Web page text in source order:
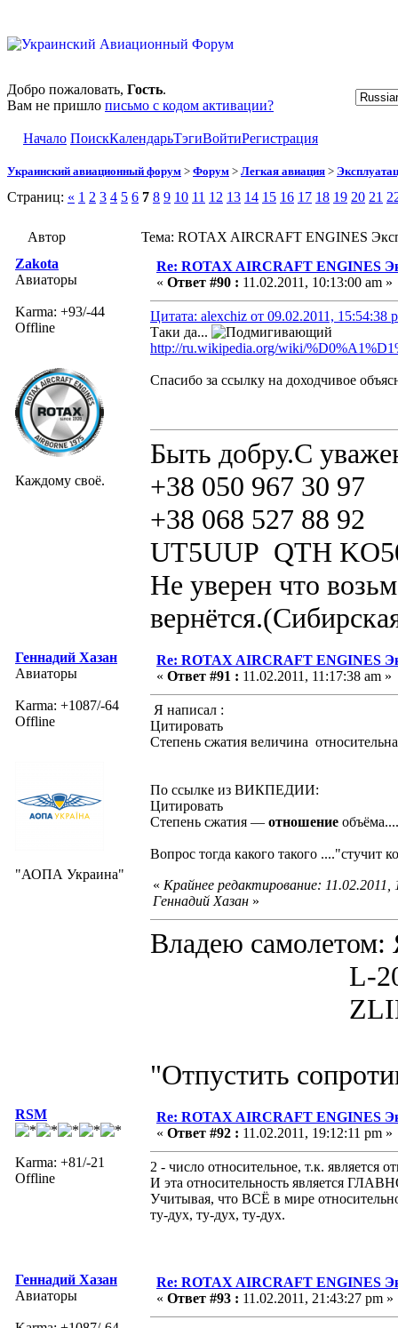
Добро пожаловать, Гость.
Вам не пришло письмо с кодом активации?
Начало ПоискКалендарьТэгиВойтиРегистрация
Украинский авиационный форум > Форум > Легкая авиация >
Страниц: « 1 2 3 4 5 6 7 8 9 10 11 12 13 14 15 16 17 18 19 20 21
Автор
Тема: ROTAX AIRCRAFT ENGINES
Zakota
Авиаторы
Karma: +93/-44
Offline
Каждому своё.
Re: ROTAX AIRCRAFT ENGINES
« Ответ #90 : 11.02.2011, 10:13:00 am »
Цитата: alexchiz от 09.02.2011, 15:54:38
Таки да...
http://ru.wikipedia.org/wiki/
Спасибо за ссылку на доходчивое
Быть добру.С
+38 050 967 30 97
+38 068 527 88 92
UT5UUP QTH
Не уверен что
Геннадий Хазан
Авиаторы
Karma: +1087/-64
Offline
"АОПА Украина"
Re: ROTAX AIRCRAFT ENGINES
« Ответ #91 : 11.02.2011, 11:17:38 am »
Я написал :
Цитировать
Степень сжатия величина
По ссылке из ВИКПЕДИИ:
Цитировать
Степень сжатия — отношение объёма....
Вопрос тогда какого такого ...."стучит
« Крайнее редактирование:
Геннадий Хазан »
Владею
L-200D
ZLIN 526
"Отпустить
RSM
Karma: +81/-21
Offline
Re: ROTAX AIRCRAFT ENGINES
« Ответ #92 : 11.02.2011, 19:12:11 pm »
2 - число относительное, т.к. является
И эта относительность является
Учитывая, что ВСЁ в мире
ту-дух, ту-дух, ту-дух.
Геннадий Хазан
Авиаторы
Re: ROTAX AIRCRAFT ENGINES
« Ответ #93 : 11.02.2011, 21:43:27 pm »